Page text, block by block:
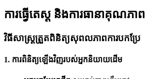
ការធ្វើតេស្ត និងការធានាគុណភាព
វិធីសាស្រ្តត្រួតពិនិត្យសុពលភាពការបកប្រែ
1. ការពិនិត្យឡើងវិញរបស់អ្នកនិយាយដើម